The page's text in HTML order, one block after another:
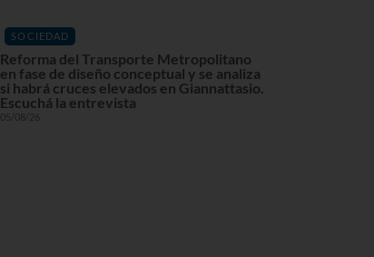
SOCIEDAD
Reforma del Transporte Metropolitano
en fase de diseño conceptual y se analiza
si habrá cruces elevados en Giannattasio.
Escuchá la entrevista
05/08/26